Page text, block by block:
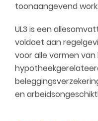
toonaangevend
UL3 is een
voldoet aan
voor alle vormen
en